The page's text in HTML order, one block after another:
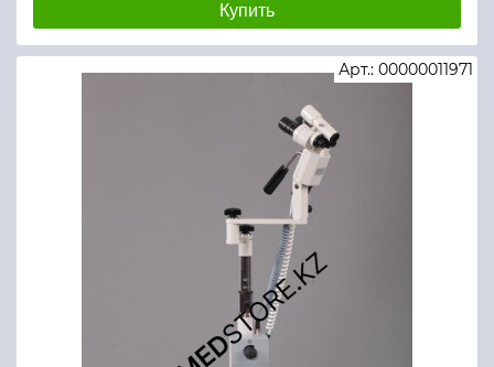
Купить
Арт.: 00000011971